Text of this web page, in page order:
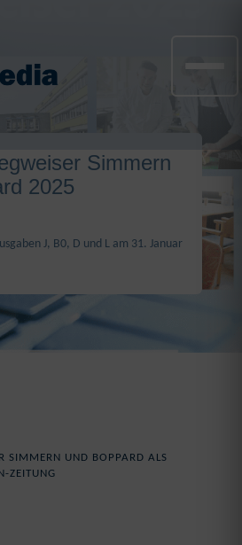
Simmern
2025
J, B0, D und L am 31. Januar
SIMMERN UND BOPPARD ALS
ZEITUNG